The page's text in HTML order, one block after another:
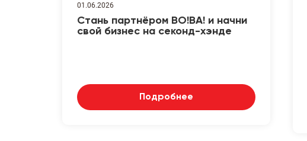
01.06.2026
Стань партнёром ВО!ВА! и начни
свой бизнес на секонд-хэнде
Подробнее